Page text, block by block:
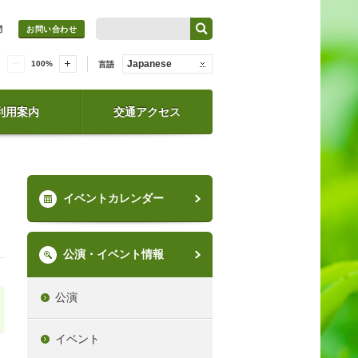
お問い合わせ
100% 言語 Japanese
用案内 交通アクセス
イベントカレンダー
公演・イベント情報
公演
イベント